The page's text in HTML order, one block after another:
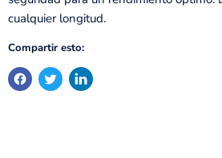
cualquier longitud.
Compartir esto: